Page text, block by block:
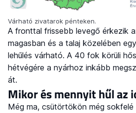
Várható zivatarok pénteken.
A fronttal frissebb levegő érkezik
magasban és a talaj közelében
lehűlés várható. A 40 fok körüli
hétvégére a nyárhoz inkább
át.
Mikor és mennyit hűl az
Még ma, csütörtökön még sokfelé